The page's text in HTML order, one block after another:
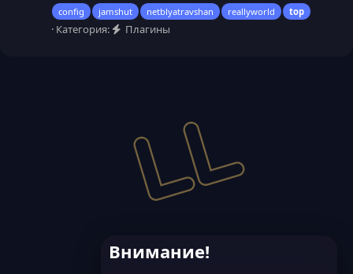
config jamshut netblyatravshan reallyworld top
Категория: Плагины
Внимание!